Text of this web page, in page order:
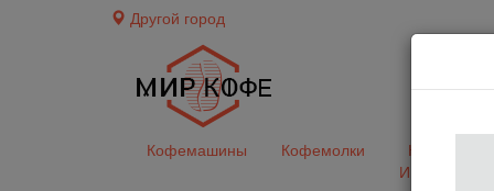
Другой город
Кофемашины Кофемолки
Кофе&Чай
Ингредиенты